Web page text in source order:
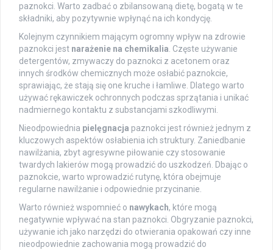
paznokci. Warto zadbać o zbilansowaną dietę, bogatą w te
składniki, aby pozytywnie wpłynąć na ich kondycję.
Kolejnym czynnikiem mającym ogromny wpływ na zdrowie
paznokci jest narażenie na chemikalia . Częste używanie
detergentów, zmywaczy do paznokci z acetonem oraz
innych środków chemicznych może osłabić paznokcie,
sprawiając, że stają się one kruche i łamliwe. Dlatego warto
używać rękawiczek ochronnych podczas sprzątania i unikać
nadmiernego kontaktu z substancjami szkodliwymi.
Nieodpowiednia pielęgnacja paznokci jest również jednym z
kluczowych aspektów osłabienia ich struktury. Zaniedbanie
nawilżania, zbyt agresywne piłowanie czy stosowanie
twardych lakierów mogą prowadzić do uszkodzeń. Dbając o
paznokcie, warto wprowadzić rutynę, która obejmuje
regularne nawilżanie i odpowiednie przycinanie.
Warto również wspomnieć o nawykach, które mogą
negatywnie wpływać na stan paznokci. Obgryzanie paznokci,
używanie ich jako narzędzi do otwierania opakowań czy inne
nieodpowiednie zachowania mogą prowadzić do